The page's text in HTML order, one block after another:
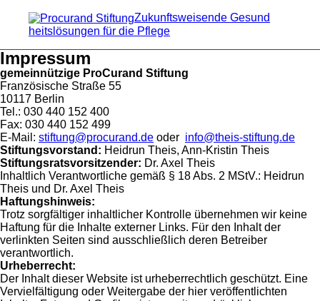
content
Zukunftsweisende Gesund
heitslösungen für die Pflege
Impressum
gemeinnützige ProCurand Stiftung
Französische Straße 55
10117 Berlin
Tel.: 030 440 152 400
Fax: 030 440 152 499
E-Mail: stiftung@procurand.de oder info@theis-stiftung.de
Stiftungsvorstand: Heidrun Theis, Ann-Kristin Theis
Stiftungsratsvorsitzender: Dr. Axel Theis
Inhaltlich Verantwortliche gemäß § 18 Abs. 2 MStV.: Heidrun
Theis und Dr. Axel Theis
Haftungshinweis:
Trotz sorgfältiger inhaltlicher Kontrolle übernehmen wir keine
Haftung für die Inhalte externer Links. Für den Inhalt der
verlinkten Seiten sind ausschließlich deren Betreiber
verantwortlich.
Urheberrecht:
Der Inhalt dieser Website ist urheberrechtlich geschützt. Eine
Vervielfältigung oder Weitergabe der hier veröffentlichten